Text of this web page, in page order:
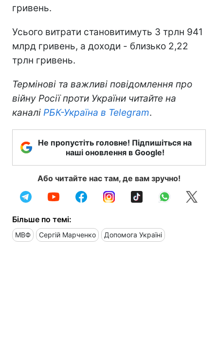
гривень.
Усього витрати становитимуть 3 трлн 941
млрд гривень, а доходи - близько 2,22
трлн гривень.
Термінові та важливі повідомлення про
війну Росії проти України читайте на
каналі РБК-Україна в Telegram.
Не пропустіть головне! Підпишіться на
наші оновлення в Google!
Або читайте нас там, де вам зручно!
Більше по темі:
МВФ Сергій Марченко Допомога Україні